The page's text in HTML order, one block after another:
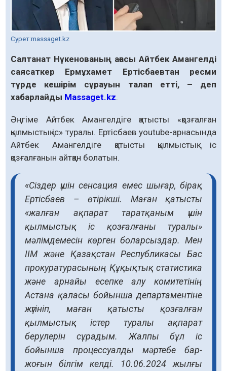
Сурет:massaget.kz
Салтанат Нүкенованың ағасы Айтбек Амангелді
саясаткер Ермұхамет Ертісбаевтан ресми
түрде кешірім сұрауын талап етті, – деп
хабарлайды Massaget.kz.
Әңгіме Айтбек Амангелдіге қатысты «қозғалған
қылмыстық іс» туралы. Ертісбаев youtube-арнасында
Айтбек Амангелдіге қатысты қылмыстық іс
қозғалғанын айтқан болатын.
«Сіздер үшін сенсация емес шығар, бірақ
Ертісбаев – өтірікші. Маған қатысты
«жалған ақпарат таратқаным үшін
қылмыстық іс қозғалғаны туралы»
мәлімдемесін көрген боларсыздар. Мен
ІІМ және Қазақстан Республикасы Бас
прокуратурасының Құқықтық статистика
және арнайы есепке алу комитетінің
Астана қаласы бойынша департаментіне
жүгініп, маған қатысты қозғалған
қылмыстық істер туралы ақпарат
берулерін сұрадым. Жалпы бұл іс
бойынша процессуалды мәртебе бар-
жоғын білгім келді. 10.06.2024 жылғы